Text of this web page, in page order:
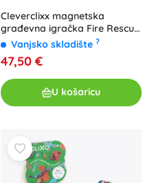
Cleverclixx magnetska
građevna igračka Fire Rescue
pack intense (39 kom)
Vanjsko skladište ?
47,50 €
U košaricu